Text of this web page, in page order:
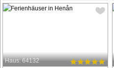
Haus: 64132